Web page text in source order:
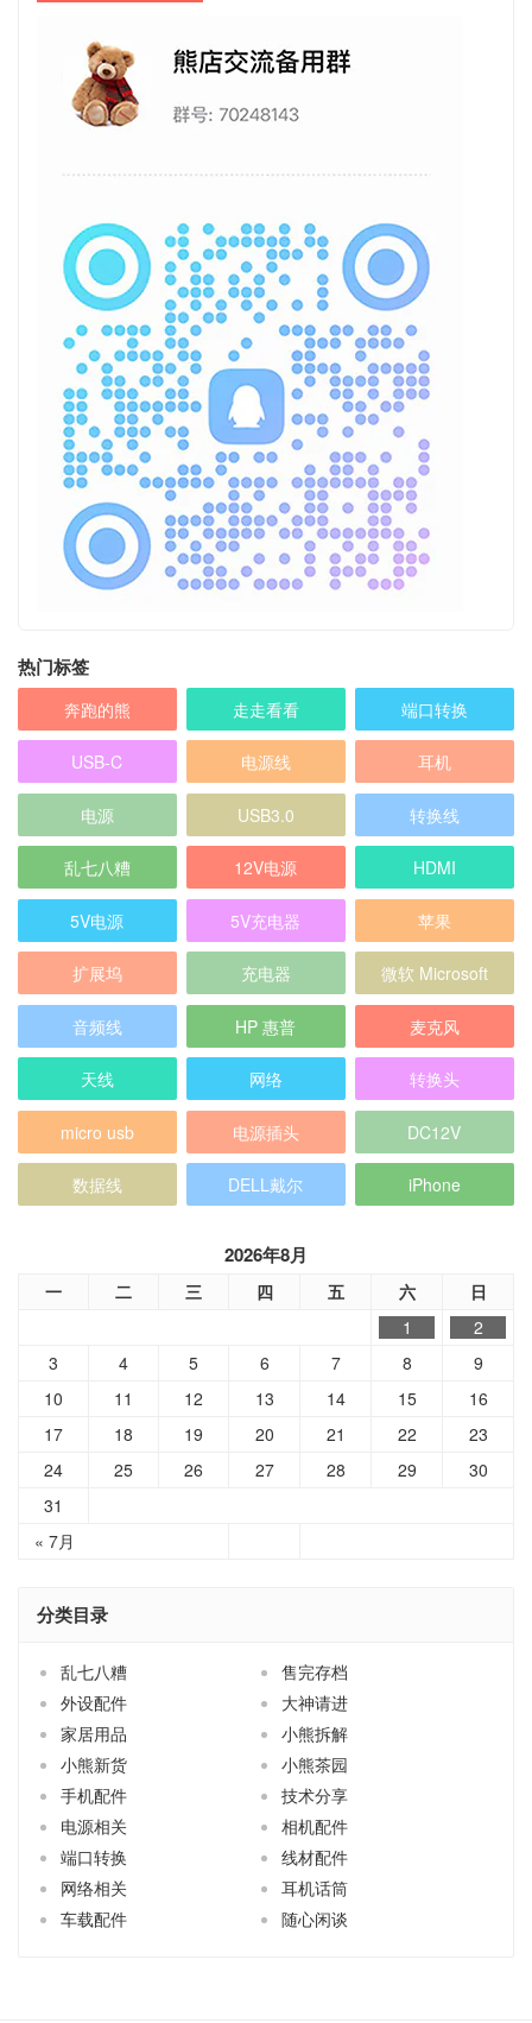
热门标签
奔跑的熊 走走看看 端口转换
USB-C 电源线 耳机
电源 USB3.0 转换线
乱七八糟 12V电源 HDMI
5V电源 5V充电器 苹果
扩展坞 充电器 微软 Microsoft
音频线 HP 惠普 麦克风
天线 网络 转换头
micro usb 电源插头 DC12V
数据线 DELL戴尔 iPhone
2026年8月
一 二 三 四 五 六 日
« 7月
1
2
3
4 5 6 7 8
9
10
11 12 13 14 15
16
17
18 19 20 21 22
23
24
25 26 27 28 29
30
31
分类目录
乱七八糟
售完存档
外设配件
大神请进
家居用品
小熊拆解
小熊新货
小熊茶园
手机配件
技术分享
电源相关
相机配件
端口转换
线材配件
网络相关
耳机话筒
车载配件
随心闲谈